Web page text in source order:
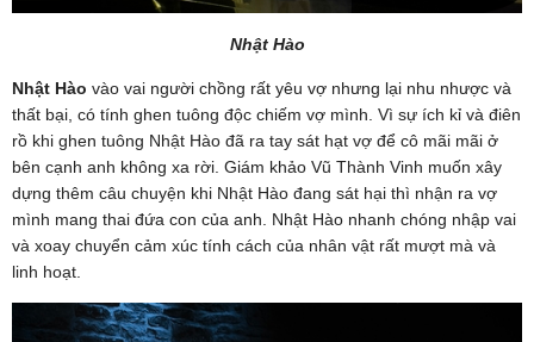
Nhật Hào
Nhật Hào vào vai người chồng rất yêu vợ nhưng lại nhu nhược và
thất bại, có tính ghen tuông độc chiếm vợ mình. Vì sự ích kỉ và điên
rồ khi ghen tuông Nhật Hào đã ra tay sát hạt vợ để cô mãi mãi ở
bên cạnh anh không xa rời. Giám khảo Vũ Thành Vinh muốn xây
dựng thêm câu chuyện khi Nhật Hào đang sát hại thì nhận ra vợ
mình mang thai đứa con của anh. Nhật Hào nhanh chóng nhập vai
và xoay chuyển cảm xúc tính cách của nhân vật rất mượt mà và
linh hoạt.